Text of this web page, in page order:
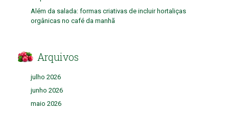
Além da salada: formas criativas de incluir hortaliças
orgânicas no café da manhã
Arquivos
julho 2026
junho 2026
maio 2026